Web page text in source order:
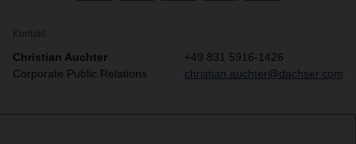
Kontakt
Christian Auchter
Corporate Public Relations
+49 831 5916-1426
christian.auchter@dachser.com